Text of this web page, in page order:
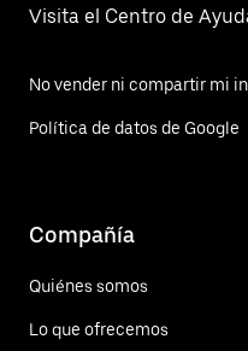
Visita el Centro de
No vender ni compartir mi
Política de datos de Google
Compañía
Quiénes somos
Lo que ofrecemos